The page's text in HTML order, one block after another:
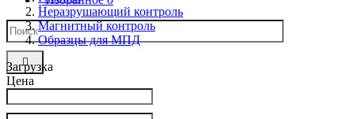
Написать в Телеграм
Неразрушающий контроль
Магнитный контроль
Образцы для МПД
Загрузка
Цена